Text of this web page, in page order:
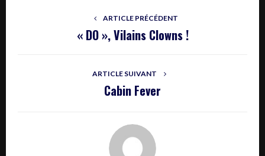
ARTICLE PRÉCÉDENT
« DO », Vilains Clowns !
ARTICLE SUIVANT
Cabin Fever